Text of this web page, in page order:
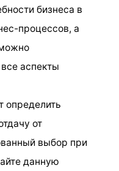
бизнеса в
процессов, а
аспекты
определить
от
выбор при
данную